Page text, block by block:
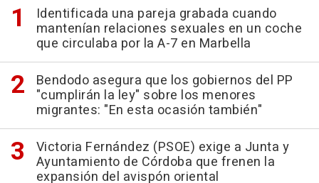
Identificada una pareja grabada cuando
mantenían relaciones sexuales en un coche
que circulaba por la A-7 en Marbella
Bendodo asegura que los gobiernos del PP
"cumplirán la ley" sobre los menores
migrantes: "En esta ocasión también"
Victoria Fernández (PSOE) exige a Junta y
Ayuntamiento de Córdoba que frenen la
expansión del avispón oriental